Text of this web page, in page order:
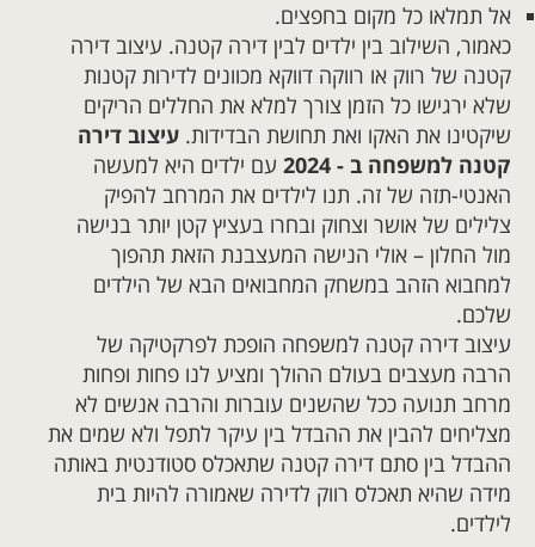
אל תמלאו כל מקום בחפצים.
כאמור, השילוב בין ילדים לבין דירה קטנה. עיצוב דירה
קטנה של רווק או רווקה דווקא מכוונים לדירות קטנות
שלא ירגישו כל הזמן צורך למלא את החללים הריקים
שיקטינו את האקו ואת תחושת הבדידות. עיצוב דירה
קטנה למשפחה ב - 2024
עם ילדים היא למעשה
האנטי-תזה של זה. תנו לילדים את המרחב להפיק
צלילים של אושר וצחוק ובחרו בעציץ קטן יותר בנישה
מול החלון – אולי הנישה המעצבנת הזאת תהפוך
למחבוא הזהב במשחק המחבואים הבא של הילדים
שלכם.
עיצוב דירה קטנה למשפחה הופכת לפרקטיקה של
הרבה מעצבים בעולם ההולך ומציע לנו פחות ופחות
מרחב תנועה ככל שהשנים עוברות והרבה אנשים לא
מצליחים להבין את ההבדל בין עיקר לתפל ולא שמים את
ההבדל בין סתם דירה קטנה שתאכלס סטודנטית באותה
מידה שהיא תאכלס רווק לדירה שאמורה להיות בית
לילדים.